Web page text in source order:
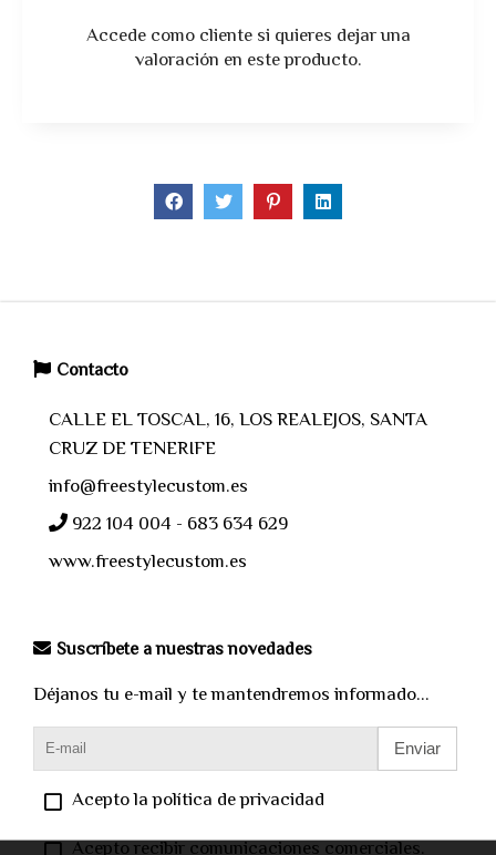
Accede como clientesi quieres dejar una
valoración en este producto.
Contacto
CALLE EL TOSCAL, 16, LOS REALEJOS, SANTA
CRUZ DE TENERIFE
info@freestylecustom.es
922 104 004 - 683 634 629
www.freestylecustom.es
Suscríbete a nuestras novedades
Déjanos tu e-mail y te mantendremos informado...
Enviar
Acepto la política de privacidad
Acepto recibir comunicaciones comerciales.